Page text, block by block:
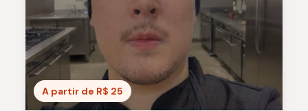
A partir de R$ 25